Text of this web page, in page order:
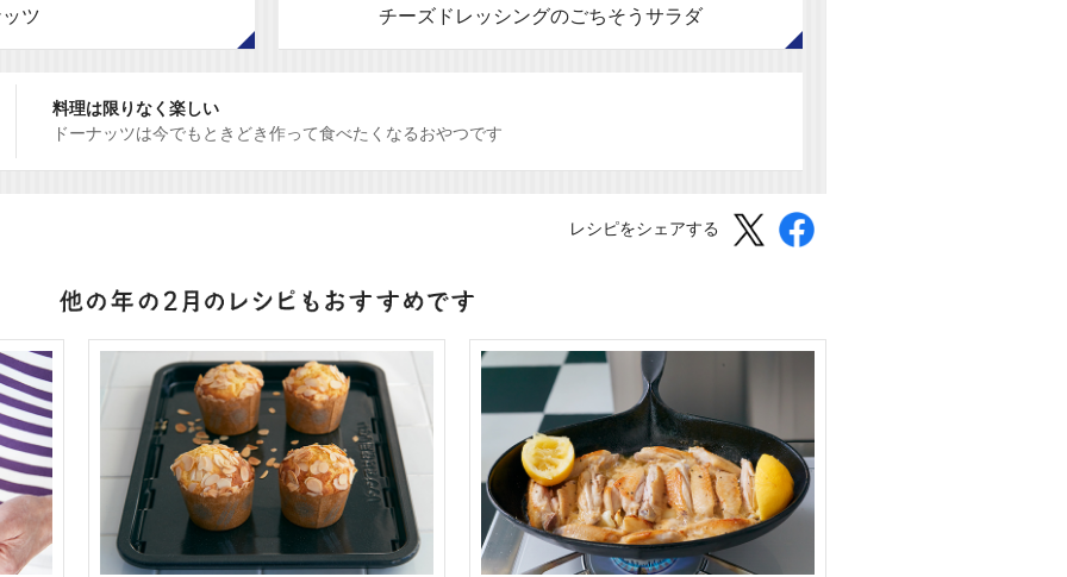
ツ チーズドレッシングのごちそうサラダ
料理は限りなく楽しい
ドーナッツは今でもときどき作って食べたくなるおやつです
レシピをシェアする